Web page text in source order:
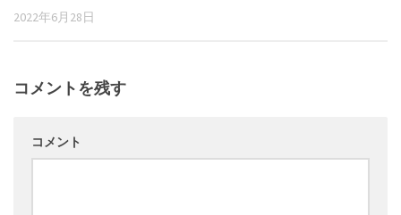
2022年6月28日
コメントを残す
コメント